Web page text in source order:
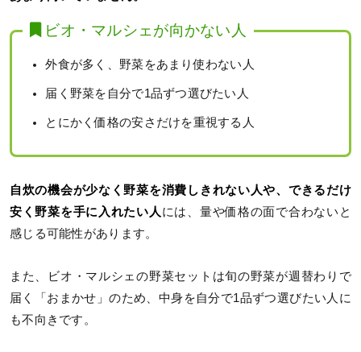
ビオ・マルシェが向かない人
外食が多く、野菜をあまり使わない人
届く野菜を自分で1品ずつ選びたい人
とにかく価格の安さだけを重視する人
自炊の機会が少なく野菜を消費しきれない人や、できるだけ
安く野菜を手に入れたい人 には、量や価格の面で合わないと
感じる可能性があります。
また、ビオ・マルシェの野菜セットは旬の野菜が週替わりで
届く「おまかせ」のため、中身を自分で1品ずつ選びたい人に
も不向きです。